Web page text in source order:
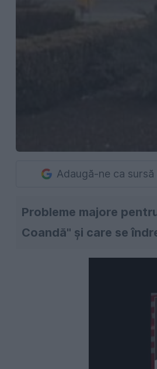
Adaugă-ne ca
Probleme majore
Coandă" şi care se